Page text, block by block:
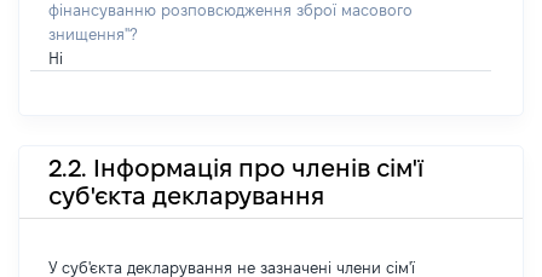
фінансуванню розповсюдження зброї масового
знищення"?
Ні
2.2. Інформація про членів сім'ї
суб'єкта декларування
У суб'єкта декларування не зазначені члени сім'ї